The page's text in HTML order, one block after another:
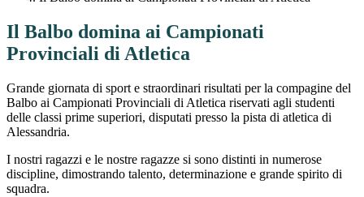
Il Balbo domina ai Campionati
Provinciali di Atletica
Grande giornata di sport e straordinari risultati per la compagine del
Balbo ai Campionati Provinciali di Atletica riservati agli studenti
delle classi prime superiori, disputati presso la pista di atletica di
Alessandria.
I nostri ragazzi e le nostre ragazze si sono distinti in numerose
discipline, dimostrando talento, determinazione e grande spirito di
squadra.